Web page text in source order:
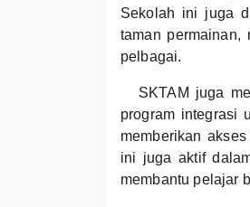
Sekolah ini juga
taman permainan,
pelbagai.
SKTAM juga
program integrasi
memberikan
ini juga aktif
membantu pelajar